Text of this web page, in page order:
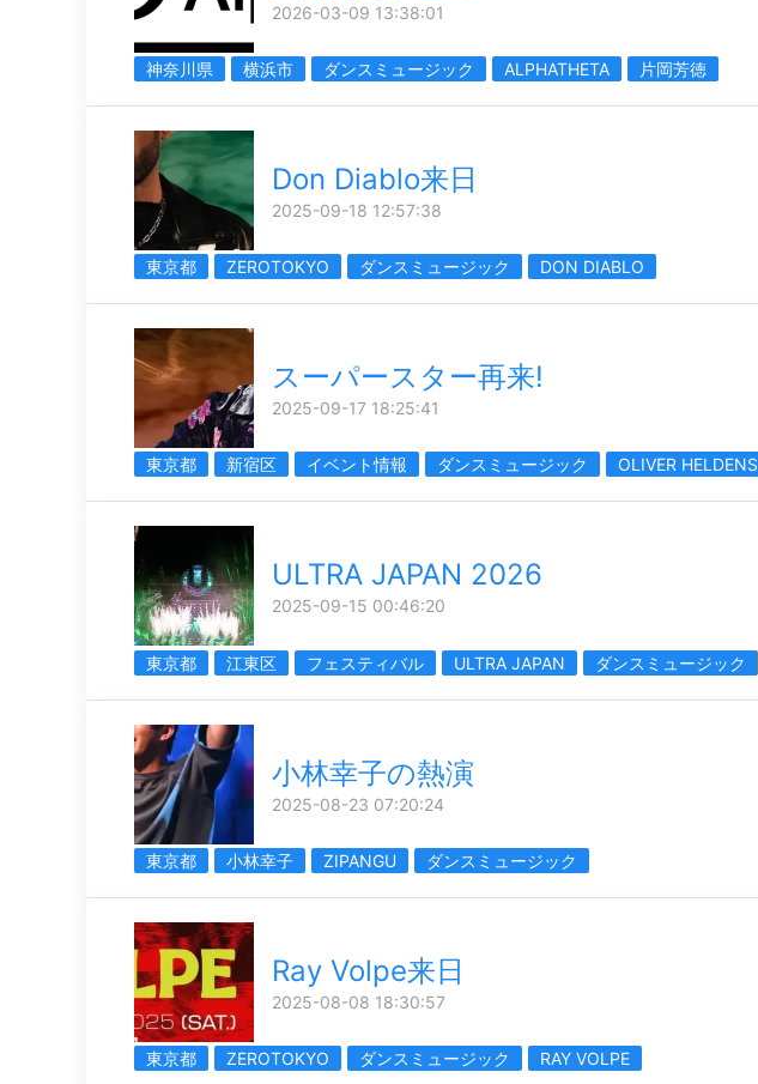
2026-03-09 13:38:01
神奈川県 横浜市 ダンスミュージック ALPHATHETA 片岡芳徳
Don Diablo来日
2025-09-18 12:57:38
東京都 ZEROTOKYO ダンスミュージック DON DIABLO
スーパースター再来!
2025-09-17 18:25:41
東京都 新宿区 イベント情報 ダンスミュージック OLIVER HELDENS
ULTRA JAPAN 2026
2025-09-15 00:46:20
東京都 江東区 フェスティバル ULTRA JAPAN ダンスミュージック
小林幸子の熱演
2025-08-23 07:20:24
東京都 小林幸子 ZIPANGU ダンスミュージック
Ray Volpe来日
2025-08-08 18:30:57
東京都 ZEROTOKYO ダンスミュージック RAY VOLPE